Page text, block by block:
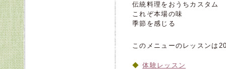
伝統料理をおうちカスタム
これぞ本場の味
季節を感じる
このメニューのレッスンは
体験レッスン